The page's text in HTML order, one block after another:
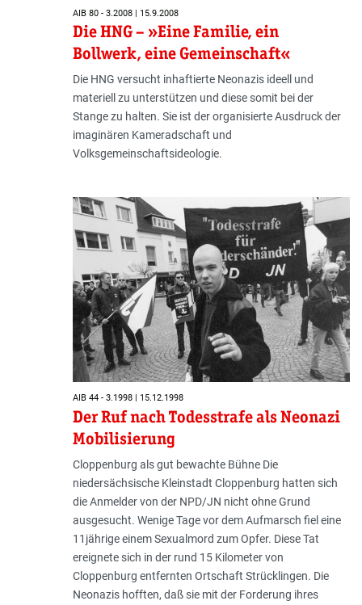
AIB 80 - 3.2008 | 15.9.2008
Die HNG – »Eine Familie, ein
Bollwerk, eine Gemeinschaft«
Die HNG versucht inhaftierte Neonazis ideell und
materiell zu unterstützen und diese somit bei der
Stange zu halten. Sie ist der organisierte Ausdruck der
imaginären Kameradschaft und
Volksgemeinschaftsideologie.
AIB 44 - 3.1998 | 15.12.1998
Der Ruf nach Todesstrafe als Neonazi
Mobilisierung
Cloppenburg als gut bewachte Bühne Die
niedersächsische Kleinstadt Cloppenburg hatten sich
die Anmelder von der NPD/JN nicht ohne Grund
ausgesucht. Wenige Tage vor dem Aufmarsch fiel eine
11jährige einem Sexualmord zum Opfer. Diese Tat
ereignete sich in der rund 15 Kilometer von
Cloppenburg entfernten Ortschaft Strücklingen. Die
Neonazis hofften, daß sie mit der Forderung ihres